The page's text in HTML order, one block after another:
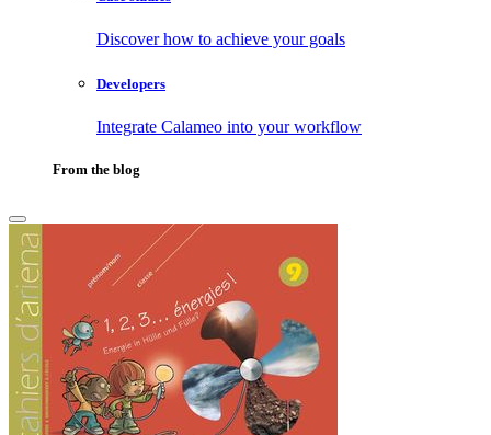
Discover how to achieve your goals
Developers
Integrate Calameo into your workflow
From the blog